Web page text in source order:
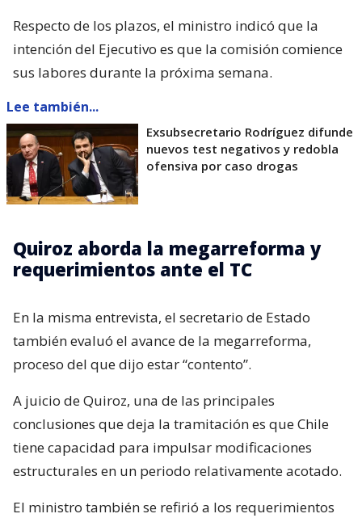
Respecto de los plazos, el ministro indicó que la
intención del Ejecutivo es que la comisión comience
sus labores durante la próxima semana.
Lee también...
Exsubsecretario Rodríguez difunde
nuevos test negativos y redobla
ofensiva por caso drogas
Quiroz aborda la megarreforma y
requerimientos ante el TC
En la misma entrevista, el secretario de Estado
también evaluó el avance de la megarreforma,
proceso del que dijo estar “contento”.
A juicio de Quiroz, una de las principales
conclusiones que deja la tramitación es que Chile
tiene capacidad para impulsar modificaciones
estructurales en un periodo relativamente acotado.
El ministro también se refirió a los requerimientos